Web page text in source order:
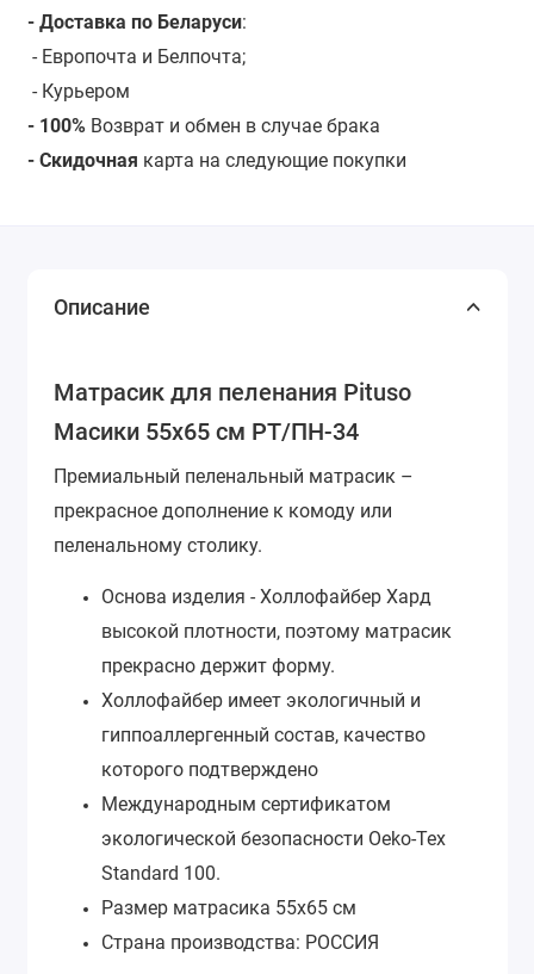
- Доставка по Беларуси:
- Европочта и Белпочта;
- Курьером
- 100% Возврат и обмен в случае брака
- Скидочная карта на следующие покупки
Описание
Матрасик для пеленания Pituso
Масики 55х65 см РT/ПН-34
Премиальный пеленальный матрасик –
прекрасное дополнение к комоду или
пеленальному столику.
Основа изделия - Холлофайбер Хард
высокой плотности, поэтому матрасик
прекрасно держит форму.
Холлофайбер имеет экологичный и
гиппоаллергенный состав, качество
которого подтверждено
Международным сертификатом
экологической безопасности Oeko-Tex
Standard 100.
Размер матрасика 55х65 см
Страна производства: РОССИЯ